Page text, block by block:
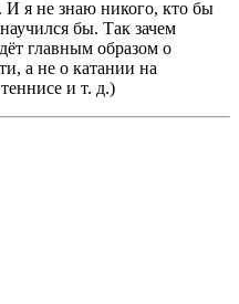
И я не знаю никого, кто бы
бы. Так зачем
главным образом о
а не о катании на
и т. д.)